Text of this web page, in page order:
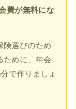
費が無料にな
険選びのため
ために、年会
で作りましょ